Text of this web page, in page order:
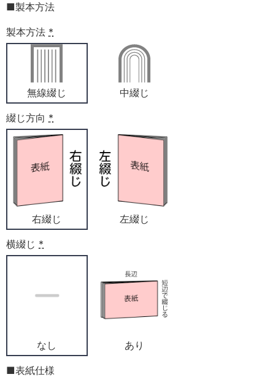
■製本方法
製本方法 *
無線綴じ 中綴じ
綴じ方向 *
右綴じ 左綴じ
横綴じ *
なし あり
■表紙仕様